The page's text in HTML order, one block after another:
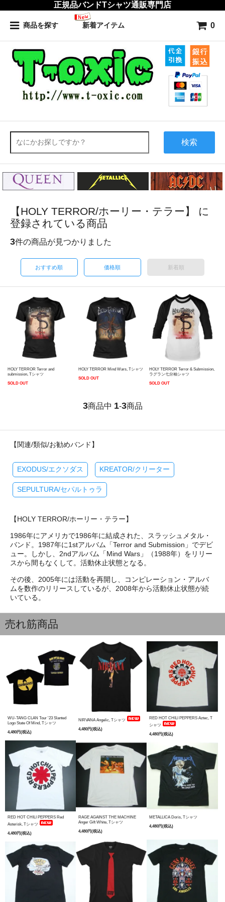
正規品バンドTシャツ通販専門店
商品を探す 新着アイテム 0
検索
【HOLY TERROR/ホーリー・テラー】 に
登録されている商品
3件の商品が見つかりました
おすすめ順 価格順 新着順
HOLY TERROR Terror and
submission, Tシャツ
SOLD OUT
HOLY TERROR Mind Wars, Tシャツ
SOLD OUT
HOLY TERROR Terror & Submission,
ラグラン七分袖シャツ
SOLD OUT
3商品中 1-3商品
【関連/類似/お勧めバンド】
EXODUS/エクソダス KREATOR/クリーター
SEPULTURA/セパルトゥラ
【HOLY TERROR/ホーリー・テラー】
1986年にアメリカで1986年に結成された、スラッシュメタル・
バンド。1987年に1stアルバム「Terror and Submission」でデビ
ュー。しかし、2ndアルバム「Mind Wars」（1988年）をリリー
スから間もなくして。活動休止状態となる。
その後、2005年には活動を再開し、コンピレーション・アルバ
ムを数作のリリースしているが、2008年から活動休止状態が続
いている。
売れ筋商品
WU-TANG CLAN Tour '23 Slanted
Logo State Of Mind, Tシャツ
4,480円(税込)
NIRVANA Angelic, Tシャツ
4,480円(税込)
RED HOT CHILI PEPPERS Aztec, T
シャツ
4,480円(税込)
RED HOT CHILI PEPPERS Red
Asterisk, Tシャツ
4,480円(税込)
RAGE AGAINST THE MACHINE
Anger Gift White, Tシャツ
4,480円(税込)
METALLICA Doris, Tシャツ
4,480円(税込)